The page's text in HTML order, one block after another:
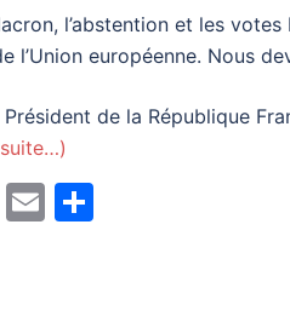
l’abstention et les
européenne. Nous
de la République
Messenger
Email